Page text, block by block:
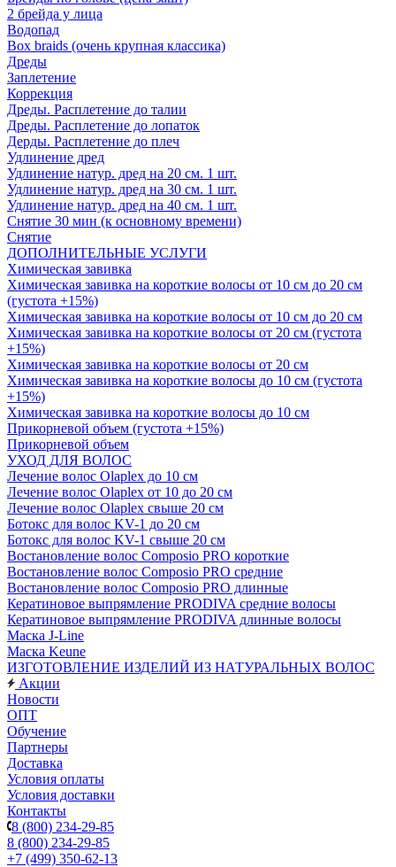
2 брейда у лица
Водопад
Box braids (очень крупная классика)
Дреды
Заплетение
Коррекция
Дреды. Расплетение до талии
Дреды. Расплетение до лопаток
Дерды. Расплетение до плеч
Удлинение дред
Удлинение натур. дред на 20 см. 1 шт.
Удлинение натур. дред на 30 см. 1 шт.
Удлинение натур. дред на 40 см. 1 шт.
Снятие 30 мин (к основному времени)
Снятие
ДОПОЛНИТЕЛЬНЫЕ УСЛУГИ
Химическая завивка
Химическая завивка на короткие волосы от 10 см до 20 см
(густота +15%)
Химическая завивка на короткие волосы от 10 см до 20 см
Химическая завивка на короткие волосы от 20 см (густота
+15%)
Химическая завивка на короткие волосы от 20 см
Химическая завивка на короткие волосы до 10 см (густота
+15%)
Химическая завивка на короткие волосы до 10 см
Прикорневой объем (густота +15%)
Прикорневой объем
УХОД ДЛЯ ВОЛОС
Лечение волос Olapleх до 10 см
Лечение волос Olapleх от 10 до 20 см
Лечение волос Olapleх свыше 20 см
Ботокс для волос KV-1 до 20 см
Ботокс для волос KV-1 свыше 20 см
Востановление волос Composio PRO короткие
Востановление волос Composio PRO средние
Востановление волос Composio PRO длинные
Кератиновое выпрямление PRODIVA средние волосы
Кератиновое выпрямление PRODIVA длинные волосы
Маска J-Line
Маска Keune
ИЗГОТОВЛЕНИЕ ИЗДЕЛИЙ ИЗ НАТУРАЛЬНЫХ ВОЛОС
Акции
Новости
ОПТ
Обучение
Партнеры
Доставка
Условия оплаты
Условия доставки
Контакты
8 (800) 234-29-85
8 (800) 234-29-85
+7 (499) 350-62-13